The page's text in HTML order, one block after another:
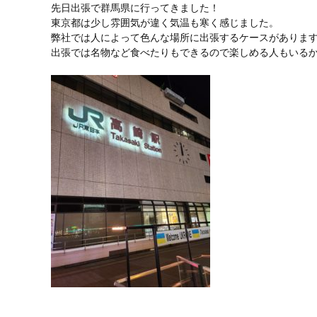
先日出張で群馬県に行ってきました！
東京都は少し雰囲気が違く気温も寒く感じました。
弊社では人によって色んな場所に出張するケースがあります
出張では名物など食べたりもできるので楽しめる人もいるか